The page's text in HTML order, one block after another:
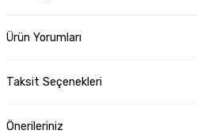
Ürün Yorumları
Taksit Seçenekleri
Önerileriniz